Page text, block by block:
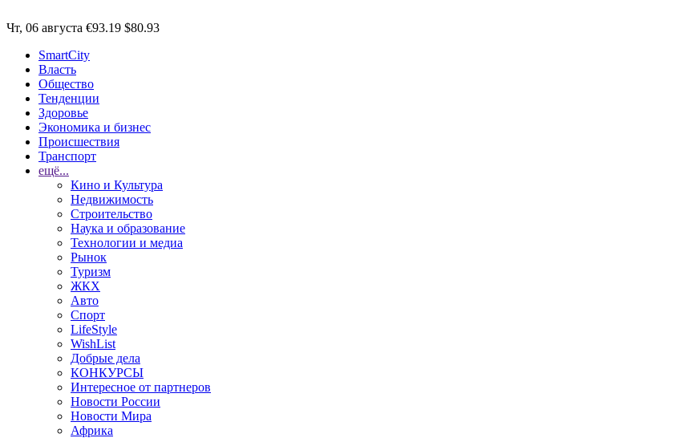
Чт, 06 августа €93.19 $80.93
SmartCity
Власть
Общество
Тенденции
Здоровье
Экономика и бизнес
Происшествия
Транспорт
ещё...
Кино и Культура
Недвижимость
Строительство
Наука и образование
Технологии и медиа
Рынок
Туризм
ЖКХ
Авто
Спорт
LifeStyle
WishList
Добрые дела
КОНКУРСЫ
Интересное от партнеров
Новости России
Новости Мира
Африка